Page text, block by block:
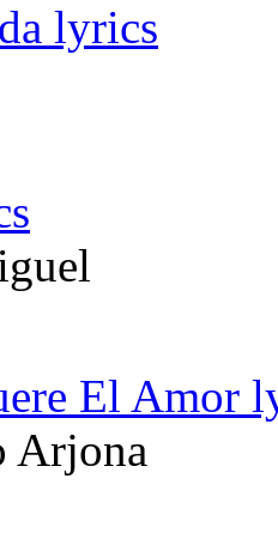
lyrics
El Amor
Arjona